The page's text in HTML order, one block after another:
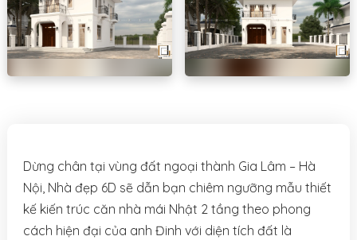
Dừng chân tại vùng đất ngoại thành Gia Lâm – Hà
Nội, Nhà đẹp 6D sẽ dẫn bạn chiêm ngưỡng mẫu thiết
kế kiến trúc căn nhà mái Nhật 2 tầng theo phong
cách hiện đại của anh Đinh với diện tích đất là